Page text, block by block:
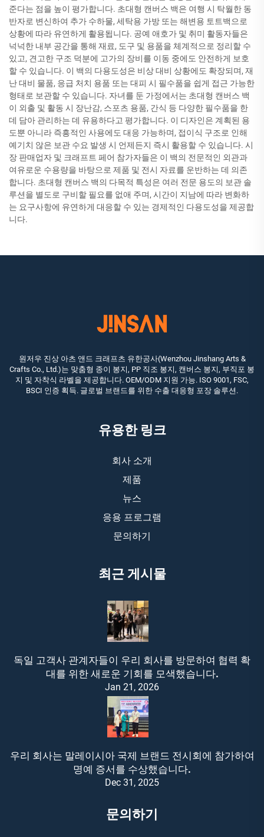
준다는 점을 높이 평가합니다. 초대형 캔버스 백은 여행 시 탁월한 동
반자로 변신하여 추가 수하물, 세탁용 가방 또는 해변용 토트백으로
상황에 따라 유연하게 활용됩니다. 공예 애호가 및 취미 활동자들은
넉넉한 내부 공간을 통해 재료, 도구 및 용품을 체계적으로 정리할 수
있고, 견고한 구조 덕분에 고가의 장비를 이동 중에도 안전하게 보호
할 수 있습니다. 이 백의 다용도성은 비상 대비 상황에도 확장되며, 재
난 대비 물품, 응급 처치 용품 또는 대피 시 필수품을 쉽게 접근 가능한
형태로 보관할 수 있습니다. 자녀를 둔 가정에서는 초대형 캔버스 백
이 외출 및 활동 시 장난감, 스포츠 용품, 간식 등 다양한 필수품을 한
데 담아 관리하는 데 유용하다고 평가합니다. 이 디자인은 계획된 용
도뿐 아니라 즉흥적인 사용에도 대응 가능하며, 접이식 구조로 인해
예기치 않은 보관 수요 발생 시 언제든지 즉시 활용할 수 있습니다. 시
장 판매업자 및 크래프트 페어 참가자들은 이 백의 전문적인 외관과
여유로운 수용량을 바탕으로 제품 및 전시 자료를 운반하는 데 의존
합니다. 초대형 캔버스 백의 다목적 특성은 여러 전문 용도의 보관 솔
루션을 별도로 구비할 필요를 없애 주며, 시간이 지남에 따라 변화하
는 요구사항에 유연하게 대응할 수 있는 경제적인 다용도성을 제공합
니다.
원저우 진상 아츠 앤드 크래프츠 유한공사(Wenzhou Jinshang Arts &
Crafts Co., Ltd.)는 맞춤형 종이 봉지, PP 직조 봉지, 캔버스 봉지, 부직포 봉
지 및 자착식 라벨을 제공합니다. OEM/ODM 지원 가능. ISO 9001, FSC,
BSCI 인증 획득. 글로벌 브랜드를 위한 수출 대응형 포장 솔루션.
유용한 링크
회사 소개
제품
뉴스
응용 프로그램
문의하기
최근 게시물
독일 고객사 관계자들이 우리 회사를 방문하여 협력 확
대를 위한 새로운 기회를 모색했습니다.
Jan 21, 2026
우리 회사는 말레이시아 국제 브랜드 전시회에 참가하여
명예 증서를 수상했습니다.
Dec 31, 2025
문의하기